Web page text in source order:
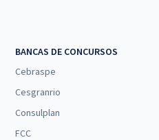
BANCAS DE CONCURSOS
Cebraspe
Cesgranrio
Consulplan
FCC